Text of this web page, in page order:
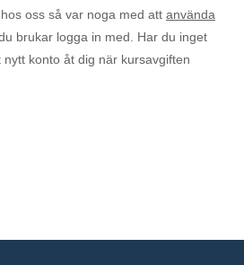
oss så var noga med att använda
brukar logga in med. Har du inget
konto åt dig när kursavgiften